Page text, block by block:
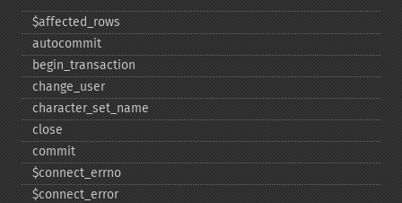
$affected_​rows
autocommit
begin_​transaction
change_​user
character_​set_​name
close
commit
$connect_​errno
$connect_​error